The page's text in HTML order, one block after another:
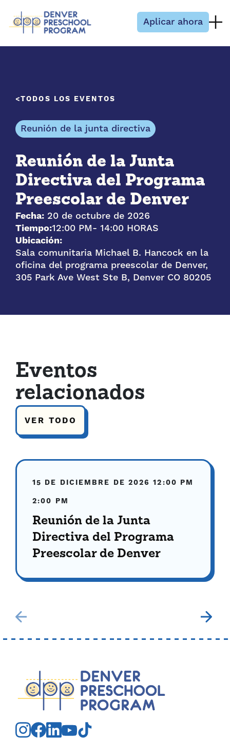
Aplicar ahora
TODOS LOS EVENTOS
Reunión de la junta directiva
Reunión de la Junta
Directiva del Programa
Preescolar de Denver
Fecha: 20 de octubre de 2026
Tiempo:12:00 PM- 14:00 HORAS
Ubicación:
Sala comunitaria Michael B. Hancock en la
oficina del programa preescolar de Denver,
305 Park Ave West Ste B, Denver CO 80205
Eventos
relacionados
VER TODO
15 DE DICIEMBRE DE 2026 12:00 PM
2:00 PM
Reunión de la Junta
Directiva del Programa
Preescolar de Denver